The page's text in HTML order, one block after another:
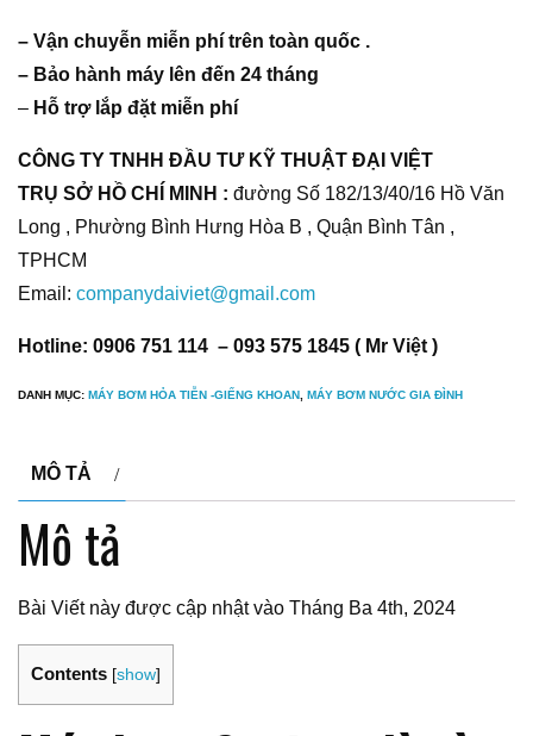
– Vận chuyễn miễn phí trên toàn quốc .
– Bảo hành máy lên đến 24 tháng
– Hỗ trợ lắp đặt miễn phí
CÔNG TY TNHH ĐẦU TƯ KỸ THUẬT ĐẠI VIỆT
TRỤ SỞ HỒ CHÍ MINH : đường Số 182/13/40/16 Hồ Văn
Long , Phường Bình Hưng Hòa B , Quận Bình Tân ,
TPHCM
Email: companydaiviet@gmail.com
Hotline: 0906 751 114 – 093 575 1845 ( Mr Việt )
DANH MỤC: MÁY BƠM HỎA TIỄN -GIẾNG KHOAN MÁY BƠM NƯỚC GIA ĐÌNH
MÔ TẢ
Mô tả
Bài Viết này được cập nhật vào Tháng Ba 4th, 2024
Contents [show]